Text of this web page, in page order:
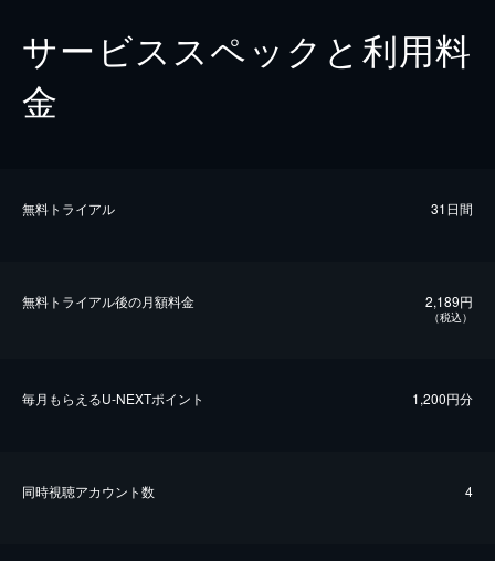
サービススペックと利用料
金
無料トライアル 31日間
無料トライアル後の⽉額料金 2,189円
（税込）
毎⽉もらえるU-NEXTポイント 1,200円分
同時視聴アカウント数 4